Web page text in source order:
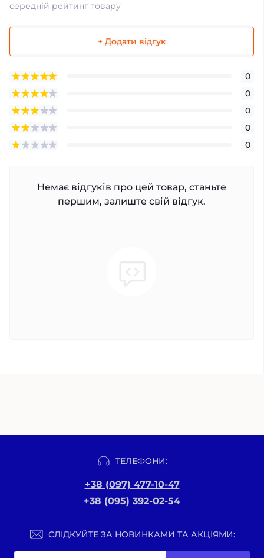
середній рейтинг товару
+ Додати відгук
0
0
0
0
0
Немає відгуків про цей товар, станьте
першим, залиште свій відгук.
ТЕЛЕФОНИ:
+38 (097) 477-10-47
+38 (095) 392-02-54
СЛІДКУЙТЕ ЗА НОВИНКАМИ ТА АКЦІЯМИ: